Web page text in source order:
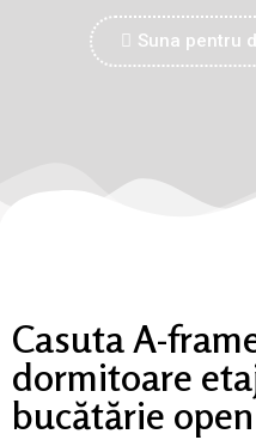
Suna pentru
Casuta A-
dormitoare
bucătărie